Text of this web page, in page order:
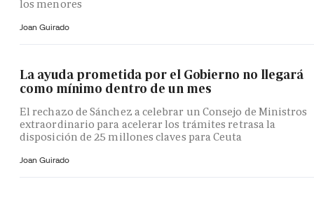
los menores
Joan Guirado
La ayuda prometida por el Gobierno no llegará
como mínimo dentro de un mes
El rechazo de Sánchez a celebrar un Consejo de Ministros
extraordinario para acelerar los trámites retrasa la
disposición de 25 millones claves para Ceuta
Joan Guirado